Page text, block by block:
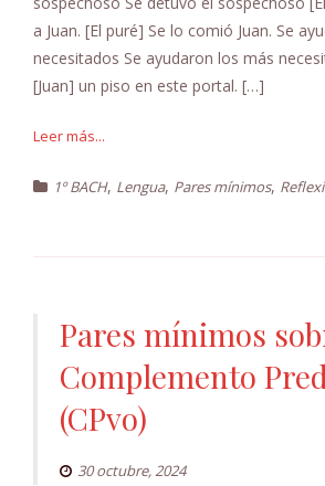
a Juan. [El puré] Se lo comió Juan. Se
necesitados Se ayudaron los más
[Juan] un piso en este portal. […]
Leer más...
1º BACH, Lengua, Pares mínimos,
Pares mínimos
Complemento
(CPvo)
30 octubre, 2024